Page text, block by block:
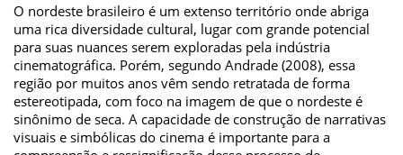
O nordeste brasileiro é um extenso território onde abriga
uma rica diversidade cultural, lugar com grande potencial
para suas nuances serem exploradas pela indústria
cinematográfica. Porém, segundo Andrade (2008), essa
região por muitos anos vêm sendo retratada de forma
estereotipada, com foco na imagem de que o nordeste é
sinônimo de seca. A capacidade de construção de narrativas
visuais e simbólicas do cinema é importante para a